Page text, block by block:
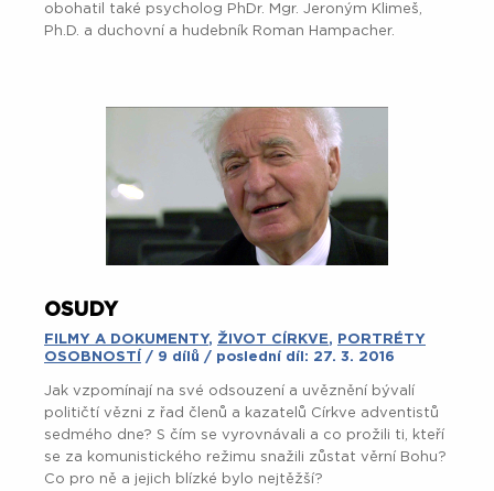
obohatil také psycholog PhDr. Mgr. Jeroným Klimeš,
Ph.D. a duchovní a hudebník Roman Hampacher.
OSUDY
FILMY A DOKUMENTY, ŽIVOT CÍRKVE,
PORTRÉTY
OSOBNOSTÍ
/ 9 dílů / poslední díl: 27. 3. 2016
Jak vzpomínají na své odsouzení a uvěznění bývalí
političtí vězni z řad členů a kazatelů Církve adventistů
sedmého dne? S čím se vyrovnávali a co prožili ti, kteří
se za komunistického režimu snažili zůstat věrní Bohu?
Co pro ně a jejich blízké bylo nejtěžší?